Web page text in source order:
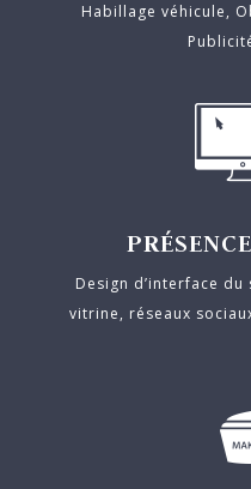
Habillage véhicule,
Design d’interface
vitrine, réseaux